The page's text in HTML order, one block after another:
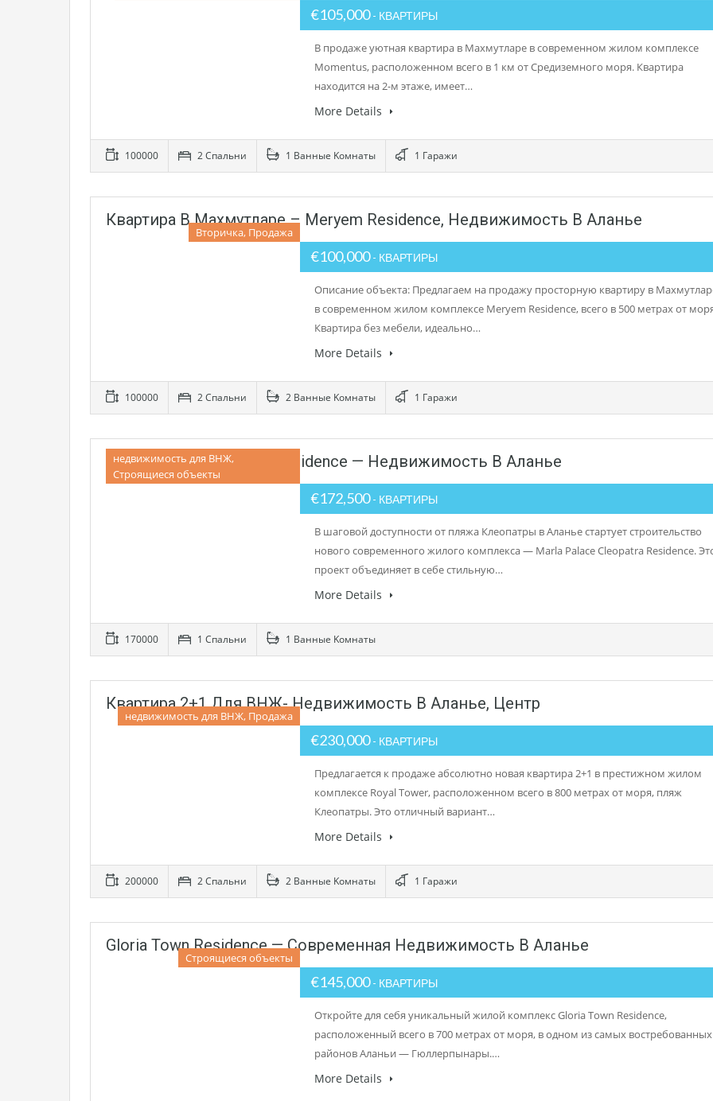
€105,000- КВАРТИРЫ
В продаже уютная квартира в Махмутларе в современном жилом комплексе
Momentus, расположенном всего в 1 км от Средиземного моря. Квартира
находится на 2-м этаже, имеет…
More Details
100000 2 Cпальни 1 Bанные Kомнаты 1 Гаражи
Квартира В Махмутларе – Meryem Residence, Недвижимость В Аланье
Вторичка, Продажа
€100,000- КВАРТИРЫ
Описание объекта: Предлагаем на продажу просторную квартиру в
в современном жилом комплексе Meryem Residence, всего в 500 метрах от
Квартира без мебели, идеально…
More Details
100000 2 Cпальни 2 Bанные Kомнаты 1 Гаражи
Marla Palace Cleopatra Residence — Недвижимость В Аланье
недвижимость для ВНЖ,
Строящиеся объекты
€172,500- КВАРТИРЫ
В шаговой доступности от пляжа Клеопатры в Аланье стартует строительство
нового современного жилого комплекса — Marla Palace Cleopatra Residence.
проект объединяет в себе стильную…
More Details
170000 1 Cпальни 1 Bанные Kомнаты
Квартира 2+1 Для ВНЖ- Недвижимость В Аланье, Центр
недвижимость для ВНЖ, Продажа
€230,000- КВАРТИРЫ
Предлагается к продаже абсолютно новая квартира 2+1 в престижном жилом
комплексе Royal Tower, расположенном всего в 800 метрах от моря, пляж
Клеопатры. Это отличный вариант…
More Details
200000 2 Cпальни 2 Bанные Kомнаты 1 Гаражи
Gloria Town Residence — Современная Недвижимость В Аланье
Строящиеся объекты
€145,000- КВАРТИРЫ
Откройте для себя уникальный жилой комплекс Gloria Town Residence,
расположенный всего в 700 метрах от моря, в одном из самых востребованных
районов Аланьи — Гюллерпынары.…
More Details